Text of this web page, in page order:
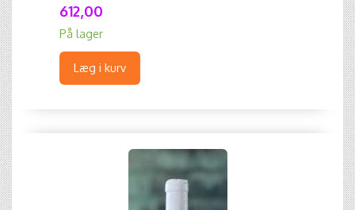
612,00
På lager
Læg i kurv